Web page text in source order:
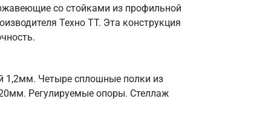
со стойками из профильной
Техно ТТ. Эта конструкция
1,2мм. Четыре сплошные полки из
Регулируемые опоры. Стеллаж